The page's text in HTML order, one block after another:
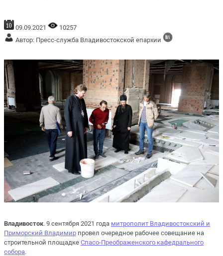
09.09.2021
10257
Автор: Пресс-служба Владивостокской епархии
Владивосток. 9 сентября 2021 года митрополит Владивостокский и
Приморский Владимир провел очередное рабочее совещание на
строительной площадке Спасо-Преображенского кафедрального
собора.